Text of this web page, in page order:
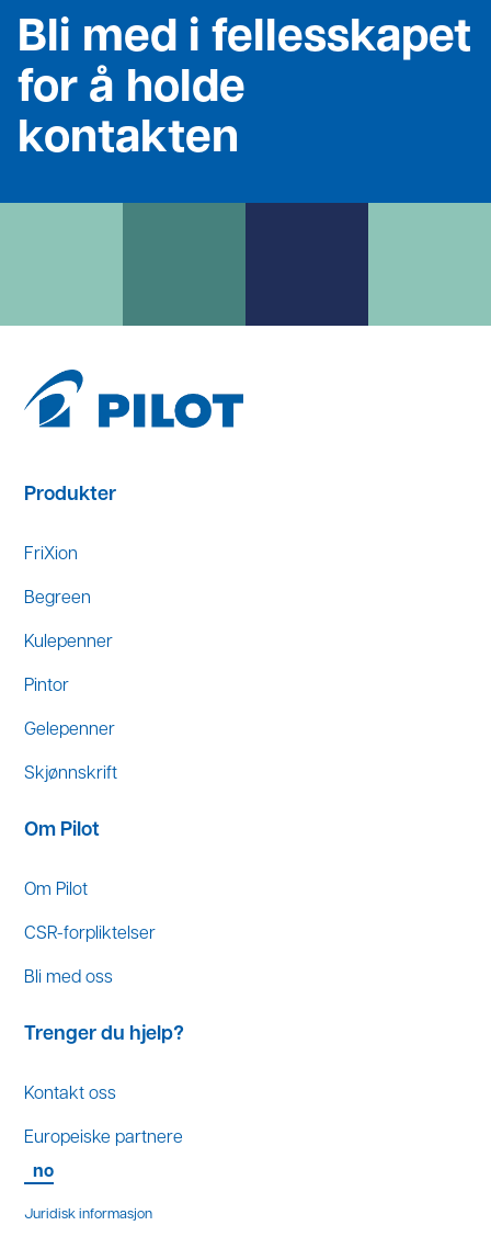
Bli med i fellesskapet
for å holde
kontakten
Produkter
FriXion
Begreen
Kulepenner
Pintor
Gelepenner
Skjønnskrift
Om Pilot
Om Pilot
CSR-forpliktelser
Bli med oss
Trenger du hjelp?
Kontakt oss
Europeiske partnere
no
Juridisk informasjon